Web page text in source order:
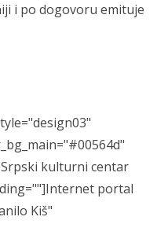
i po dogovoru emituje
Srpski kulturni centar
portal
Kiš"